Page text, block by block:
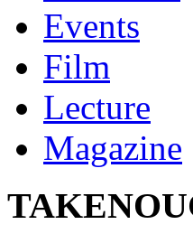
Events
Film
Lecture
Magazine